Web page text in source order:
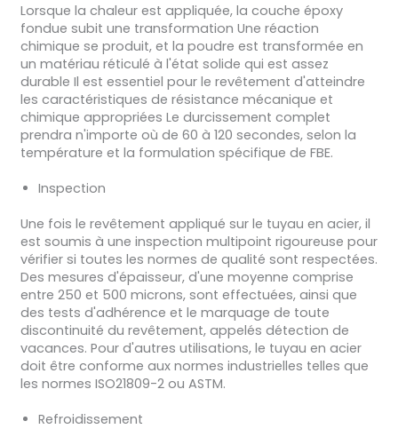
Lorsque la chaleur est appliquée, la couche époxy
fondue subit une transformation Une réaction
chimique se produit, et la poudre est transformée en
un matériau réticulé à l'état solide qui est assez
durable Il est essentiel pour le revêtement d'atteindre
les caractéristiques de résistance mécanique et
chimique appropriées Le durcissement complet
prendra n'importe où de 60 à 120 secondes, selon la
température et la formulation spécifique de FBE.
Inspection
Une fois le revêtement appliqué sur le tuyau en acier, il
est soumis à une inspection multipoint rigoureuse pour
vérifier si toutes les normes de qualité sont respectées.
Des mesures d'épaisseur, d'une moyenne comprise
entre 250 et 500 microns, sont effectuées, ainsi que
des tests d'adhérence et le marquage de toute
discontinuité du revêtement, appelés détection de
vacances. Pour d'autres utilisations, le tuyau en acier
doit être conforme aux normes industrielles telles que
les normes ISO21809-2 ou ASTM.
Refroidissement